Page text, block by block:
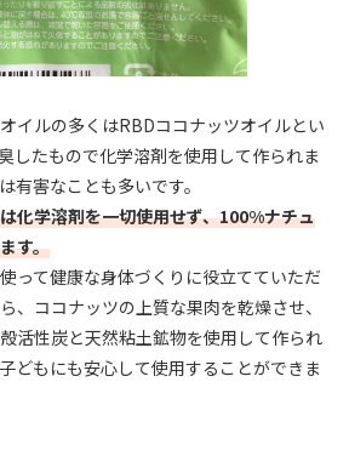
イルの多くはRBDココナッツオイルとい
したもので化学溶剤を使用して作られま
有害なことも多いです。
化学溶剤を一切使用せず、100%ナチュ
す。
って健康な身体づくりに役立てていただ
、ココナッツの上質な果肉を乾燥させ、
活性炭と天然粘土鉱物を使用して作られ
どもにも安心して使用することができま